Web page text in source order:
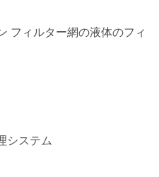
フィルター網の液体のフィ
システム